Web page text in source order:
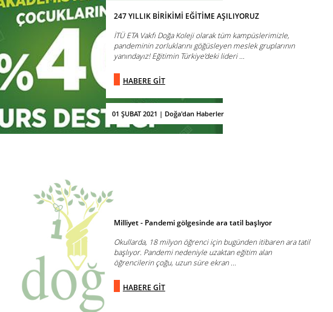
01 ŞUBAT 2021 | Doğa'dan Haberler
247 YILLIK BİRİKİMİ EĞİTİME AŞILIYORUZ
İTÜ ETA Vakfı Doğa Koleji olarak tüm kampüslerimizle,
pandeminin zorluklarını göğüsleyen meslek gruplarının
yanındayız! Eğitimin Türkiye’deki lideri ...
HABERE GİT
Milliyet - Pandemi gölgesinde ara tatil başlıyor
Okullarda, 18 milyon öğrenci için bugünden itibaren ara tatil
başlıyor. Pandemi nedeniyle uzaktan eğitim alan
öğrencilerin çoğu, uzun süre ekran ...
HABERE GİT